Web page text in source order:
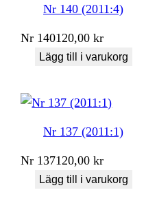
Nr 140 (2011:4)
Nr 140120,00kr
Lägg till i varukorg
Nr 137 (2011:1)
Nr 137120,00kr
Lägg till i varukorg